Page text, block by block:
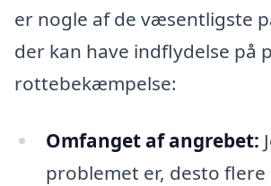
er nogle af de væsentligste
der kan have indflydelse på
rottebekæmpelse:
Omfanget af angrebet:
problemet er, desto